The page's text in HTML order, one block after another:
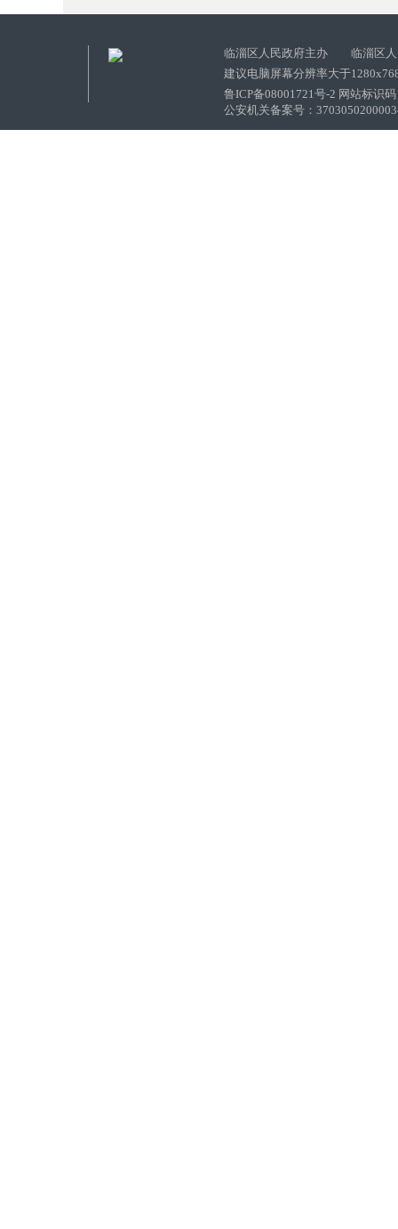
临淄区人民政府主办 临淄区人
建议电脑屏幕分辨率大于
鲁ICP备08001721号-2 网站标识
公安机关备案号：